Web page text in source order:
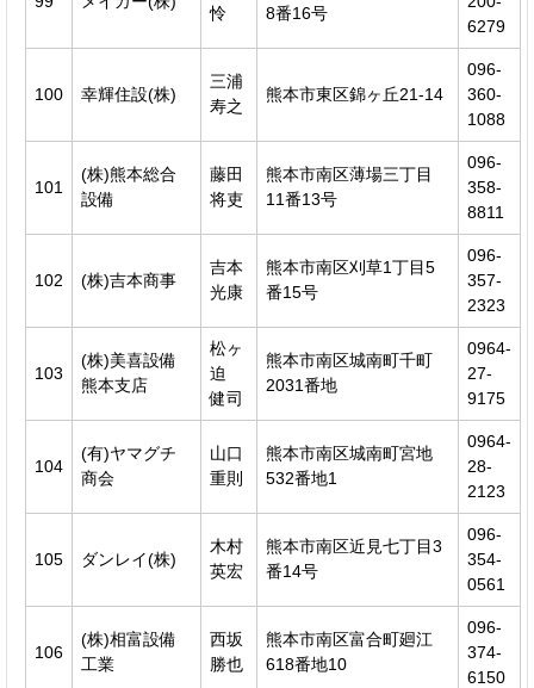
怜
8番16号
6279
100 幸輝住設(株)
三浦
寿之
熊本市東区錦ヶ丘21-14
096-
360-
1088
101
(株)熊本総合
設備
藤田
将吏
熊本市南区薄場三丁目
11番13号
096-
358-
8811
102 (株)吉本商事
吉本
光康
熊本市南区刈草1丁目5
番15号
096-
357-
2323
103
(株)美喜設備
熊本支店
松ヶ
迫
健司
熊本市南区城南町千町
2031番地
0964-
27-
9175
104
(有)ヤマグチ
商会
山口
重則
熊本市南区城南町宮地
532番地1
0964-
28-
2123
105 ダンレイ(株)
木村
英宏
熊本市南区近見七丁目3
番14号
096-
354-
0561
106
(株)相富設備
工業
西坂
勝也
熊本市南区富合町廻江
618番地10
096-
374-
6150